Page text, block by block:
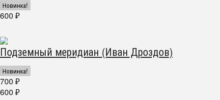
Новинка!
600 ₽
Подземный меридиан (Иван Дроздов)
Новинка!
700 ₽
600 ₽